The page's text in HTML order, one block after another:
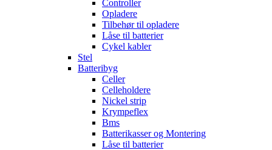
Controller
Opladere
Tilbehør til opladere
Låse til batterier
Cykel kabler
Stel
Batteribyg
Celler
Celleholdere
Nickel strip
Krympeflex
Bms
Batterikasser og Montering
Låse til batterier